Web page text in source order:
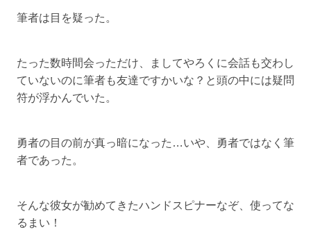
筆者は目を疑った。
たった数時間会っただけ、ましてやろくに会話も交わし
ていないのに筆者も友達ですかいな？と頭の中には疑問
符が浮かんでいた。
勇者の目の前が真っ暗になった…いや、勇者ではなく筆
者であった。
そんな彼女が勧めてきたハンドスピナーなぞ、使ってな
るまい！